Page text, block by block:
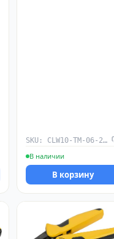
SKU: CLW10-TM-06-2-R
В наличии
В корзину